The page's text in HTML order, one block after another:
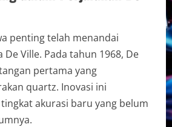
penting telah menandai
De Ville. Pada tahun 1968, De
pertama yang
quartz. Inovasi ini
akurasi baru yang belum